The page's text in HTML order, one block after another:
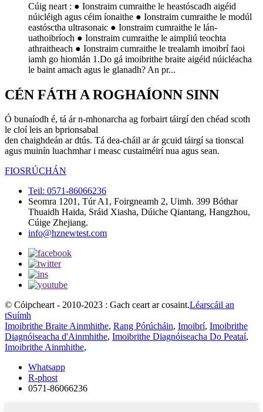
Cúig neart : ● Ionstraim cumraithe le heastóscadh aigéid
núicléigh agus céim íonaithe ● Ionstraim cumraithe le modúl
eastósctha ultrasonaic ● Ionstraim cumraithe le lán-
uathoibríoch ● Ionstraim cumraithe le aimpliú teochta
athraitheach ● Ionstraim cumraithe le trealamh imoibrí faoi
iamh go hiomlán 1.Do gá imoibrithe braite aigéid núicléacha
le baint amach agus le glanadh? An pr...
CÉN FÁTH A ROGHAÍONN SINN
Ó bunaíodh é, tá ár n-mhonarcha ag forbairt táirgí den chéad scoth
le cloí leis an bprionsabal
den chaighdeán ar dtús. Tá dea-cháil ar ár gcuid táirgí sa tionscal
agus muinín luachmhar i measc custaiméirí nua agus sean.
FIOSRÚCHÁN
Teil: 0571-86066236
Seomra 1201, Túr A1, Foirgneamh 2, Uimh. 399 Bóthar
Thuaidh Haida, Sráid Xiasha, Dúiche Qiantang, Hangzhou,
Cúige Zhejiang.
info@hznewtest.com
© Cóipcheart - 2010-2023 : Gach ceart ar cosaint.Léarscáil an
tSuímh
Imoibrithe Braite Ainmhithe, Rang Pórúcháin, Imoibrí, Imoibrithe
Diagnóiseacha d'Ainmhithe, Imoibrithe Diagnóiseacha Do Peataí,
Imoibrithe Ainmhithe,
Whatsapp
R-phost
0571-86066236